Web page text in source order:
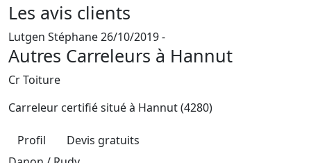
Les avis clients
Lutgen Stéphane26/10/2019 -
Autres Carreleurs à Hannut
Cr Toiture
Carreleur certifié situé à Hannut (4280)
Profil
Devis gratuits